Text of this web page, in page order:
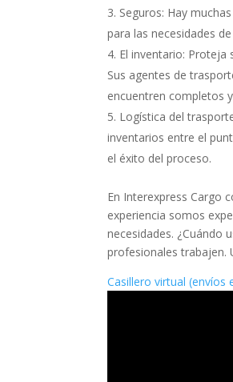
Seguros: Hay
para las necesidades
El inventario: Proteja
Sus agentes de
encuentren completos
Logística del
inventarios entre el
el éxito del proceso.
En Interexpress Cargo
experiencia somos
necesidades. ¿Cuándo
profesionales trabajen.
Casillero virtual (envíos